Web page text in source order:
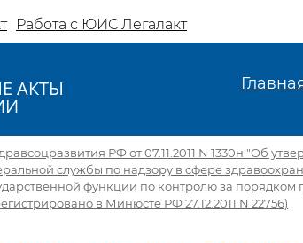
Работа с ЮИС Легалакт
АКТЫ
РФ от 07.11.2011 N 1330н "Об
службы по надзору в сфере
функции по контролю за порядком
в Минюсте РФ 27.12.2011 N 22756)